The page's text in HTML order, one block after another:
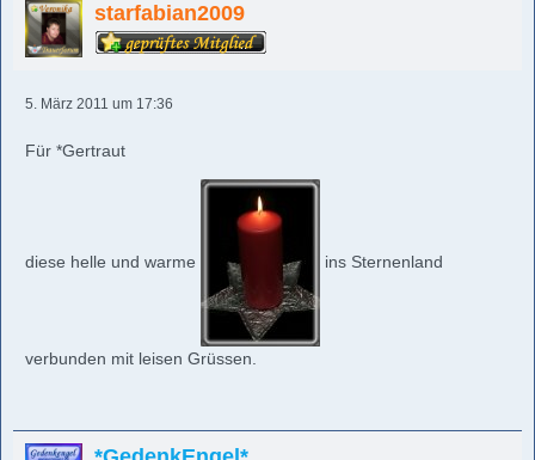
starfabian2009
5. März 2011 um 17:36
Für *Gertraut
diese helle und warme ins Sternenland
verbunden mit leisen Grüssen.